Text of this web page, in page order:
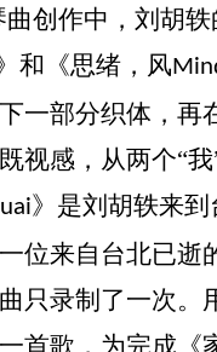
创作中，刘胡
和《思绪，风
一部分织体，再
视感，从两个“
》是刘胡轶来
位来自台北已
只录制了一次
首歌，为完成《